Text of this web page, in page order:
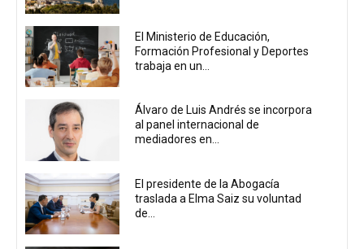
El Ministerio de Educación,
Formación Profesional y Deportes
trabaja en un...
Álvaro de Luis Andrés se incorpora
al panel internacional de
mediadores en...
El presidente de la Abogacía
traslada a Elma Saiz su voluntad
de...